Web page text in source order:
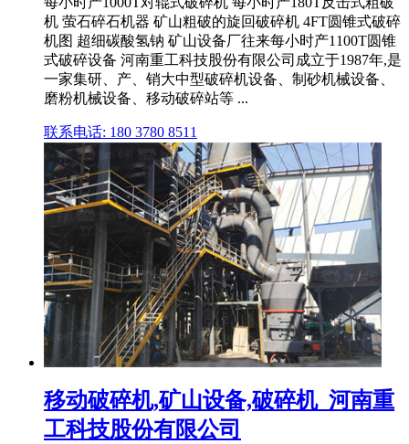
机 萤石碎石机器 矿山粗破的旋回破碎机 4FT圆锥式破碎
机图 超细碳酸氢钠 矿山设备厂往来每小时产1100T圆锥
式破碎设备 河南重工科技股份有限公司成立于1987年,是
一家集研、产、销大中型破碎机设备、制砂机械设备、
磨粉机械设备、移动破碎站等 ...
联系电话: 180 3780 8511
移动破碎机,矿山设备,破碎机_河南重
工科技股份有限公司